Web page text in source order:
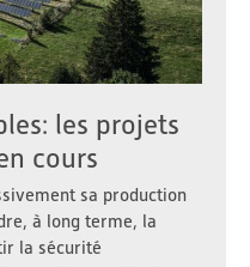
les projets
cours
sa production
à long terme, la
la sécurité